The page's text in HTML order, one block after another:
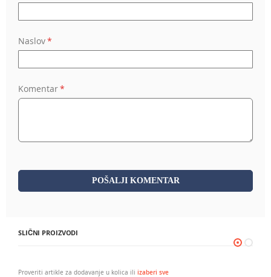
Naslov
Komentar
POŠALJI KOMENTAR
SLIČNI PROIZVODI
Proveriti artikle za dodavanje u kolica ili izaberi sve